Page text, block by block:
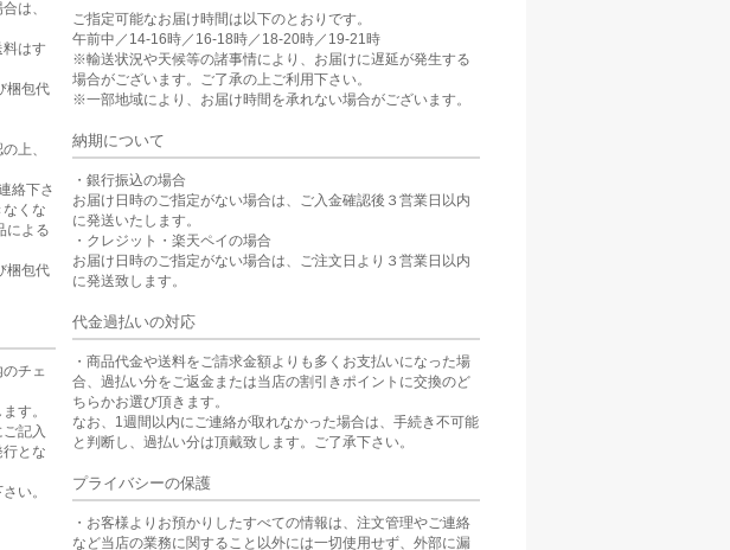
は、
はす
梱包代
上、
絡下さ
くな
による
梱包代
チェ
す。
記入
とな
い。
ご指定可能なお届け時間は以下のとおりです。
午前中／14-16時／16-18時／18-20時／19-21時
※輸送状況や天候等の諸事情により、お届けに遅延が発生する
場合がございます。ご了承の上ご利用下さい。
※一部地域により、お届け時間を承れない場合がございます。
納期について
・銀行振込の場合
お届け日時のご指定がない場合は、ご入金確認後３営業日以内
に発送いたします。
・クレジット・楽天ペイの場合
お届け日時のご指定がない場合は、ご注文日より３営業日以内
に発送致します。
代金過払いの対応
・商品代金や送料をご請求金額よりも多くお支払いになった場
合、過払い分をご返金または当店の割引きポイントに交換のど
ちらかお選び頂きます。
なお、1週間以内にご連絡が取れなかった場合は、手続き不可能
と判断し、過払い分は頂戴致します。ご了承下さい。
プライバシーの保護
・お客様よりお預かりしたすべての情報は、注文管理やご連絡
など当店の業務に関すること以外には一切使用せず、外部に漏